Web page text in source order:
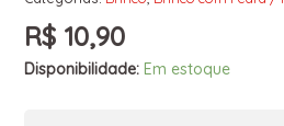
R$10,90
Disponibilidade: Em estoque